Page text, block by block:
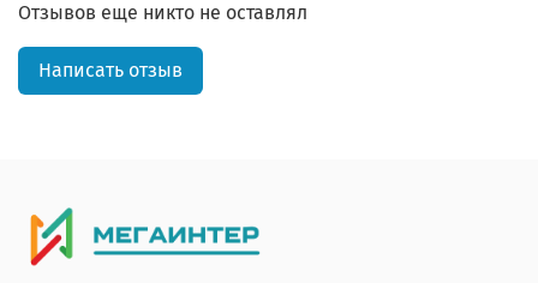
Отзывов еще никто не оставлял
Написать отзыв